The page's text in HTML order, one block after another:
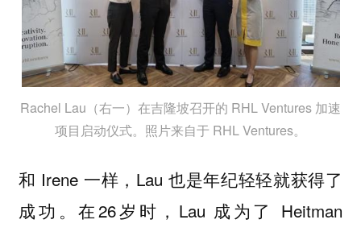
Rachel Lau（右一）在吉隆坡召开的 RHL Ventures 加速
项目启动仪式。照片来自于 RHL Ventures。
和 Irene 一样，Lau 也是年纪轻轻就获得了
成功。在26岁时，Lau 成为了 Heitman